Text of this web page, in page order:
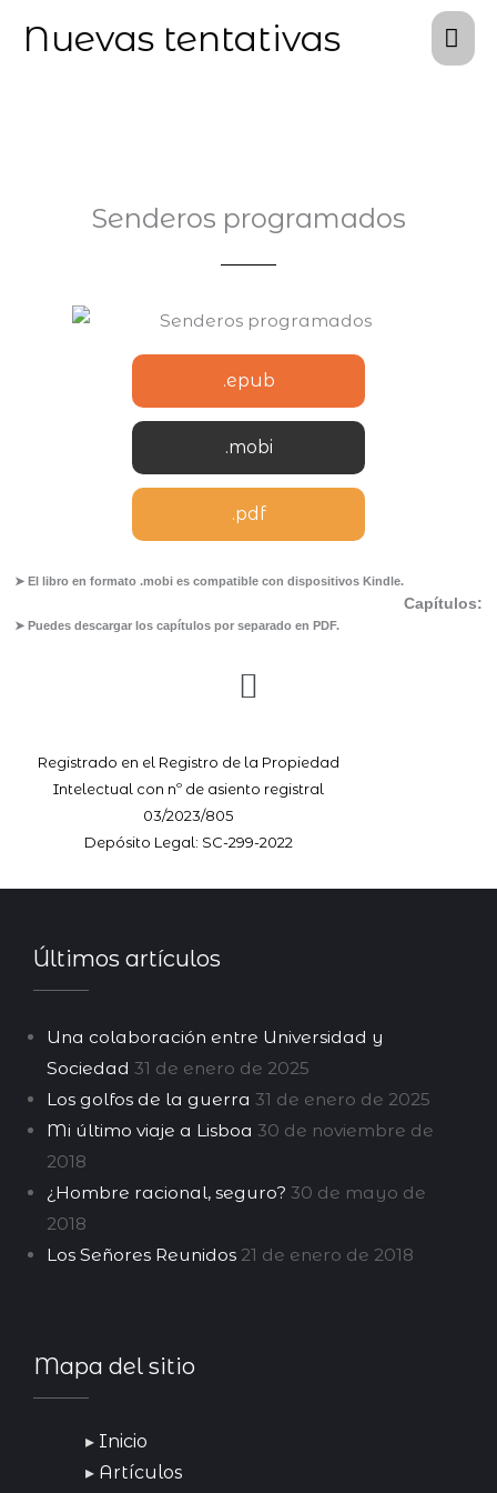
Nuevas tentativas
Senderos programados
.epub
.epub
.mobi
.mobi
.pdf
.pdf
➤ El libro en formato .mobi es compatible con dispositivos Kindle.
➤ Puedes descargar los capítulos por separado en PDF.
Capítulos:
Registrado en el Registro de la Propiedad
Intelectual con nº de asiento registral
03/2023/805
Depósito Legal: SC-299-2022
Mapa del sitio
Inicio
Artículos
Últimos artículos
Una colaboración entre Universidad y
Sociedad 31 de enero de 2025
Los golfos de la guerra 31 de enero de 2025
Mi último viaje a Lisboa 30 de noviembre de
2018
¿Hombre racional, seguro? 30 de mayo de
2018
Los Señores Reunidos 21 de enero de 2018